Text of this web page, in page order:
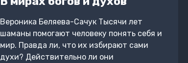
Вероника Беляева-Сачук Тысячи лет
шаманы помогают человеку понять себя и
мир. Правда ли, что их избирают сами
духи? Действительно ли они